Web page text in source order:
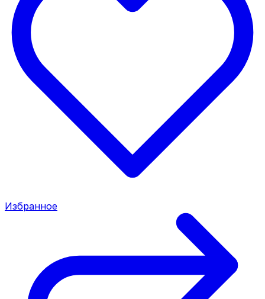
Избранное